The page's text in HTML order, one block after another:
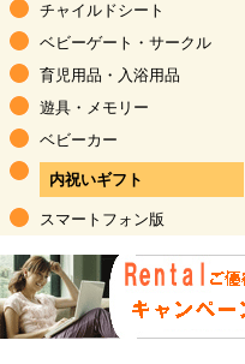
チャイルドシート
ベビーゲート・サークル
育児用品 ・ 入浴用品
遊具・メモリー
ベビーカー
内祝いギフト
スマートフォン版